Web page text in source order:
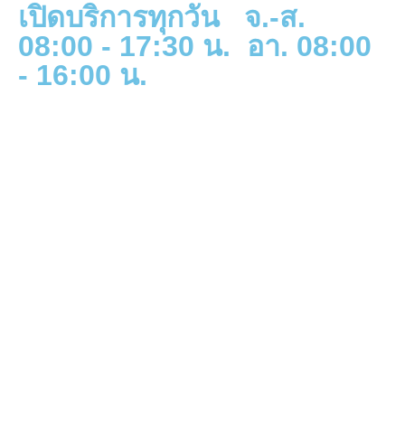
เปิดบริการทุกวัน จ.-ส.
08:00 - 17:30 น. อา. 08:00
- 16:00 น.